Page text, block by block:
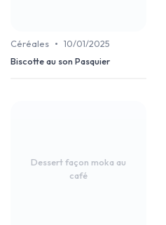
Céréales • 10/01/2025
Biscotte au son Pasquier
Dessert façon moka au
café